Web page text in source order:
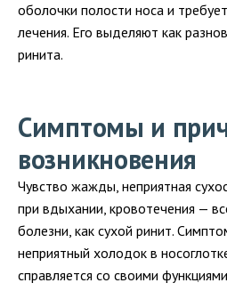
оболочки полости носа и
лечения. Его выделяют как
ринита.
Симптомы и
возникновения
Чувство жажды, неприятная
при вдыхании, кровотечения —
болезни, как сухой ринит.
неприятный холодок в
справляется со своими